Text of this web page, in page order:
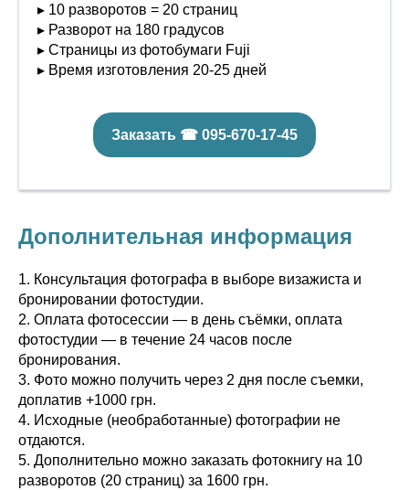
▸ 10 разворотов = 20 страниц
▸ Разворот на 180 градусов
▸ Страницы из фотобумаги Fuji
▸ Время изготовления 20-25 дней
Заказать ☎ 095-670-17-45
Дополнительная информация
1. Консультация фотографа в выборе визажиста и
бронировании фотостудии.
2. Оплата фотосессии — в день съёмки, оплата
фотостудии — в течение 24 часов после
бронирования.
3. Фото можно получить через 2 дня после съемки,
доплатив +1000 грн.
4. Исходные (необработанные) фотографии не
отдаются.
5. Дополнительно можно заказать фотокнигу на 10
разворотов (20 страниц) за 1600 грн.